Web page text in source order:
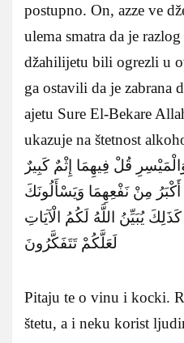
postupno. On, azze ve
ulema smatra da je
džahilijetu bili ogrezli u
ga ostavili da je zabrana
ajetu Sure El-Bekare
ukazuje na štetnost
قُلْ فِيهِمَا إِثْمٌ كَبِيرٌ
أَكْبَرُ مِنْ نَفْعِهِمَا وَيَسْأَلُونَكَ
يُبَيِّنُ اللَّهُ لَكُمُ الْآيَاتِ
لَعَلَّكُمْ تَتَفَكَّرُونَ
Pitaju te o vinu i kocki.
štetu, a i neku korist